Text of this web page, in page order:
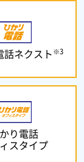
話ネクスト※3
り電話
スタイプ